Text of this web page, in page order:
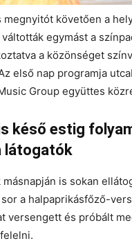
megnyitót követően a
egymást a
a közönséget
első nap programja
Group együttes
késő estig
látogatók
másnapján is sokan
a halpaprikásfőző-
versengett és próbált